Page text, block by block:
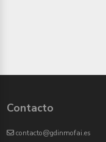
Contacto
contacto@gdinmofai.es